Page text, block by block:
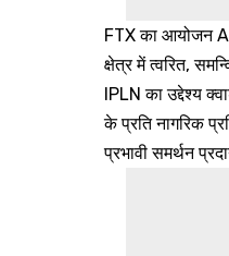
FTX का आयोजन
क्षेत्र में त्वरित,
IPLN का उद्देश्य
के प्रति नागरिक
प्रभावी समर्थन